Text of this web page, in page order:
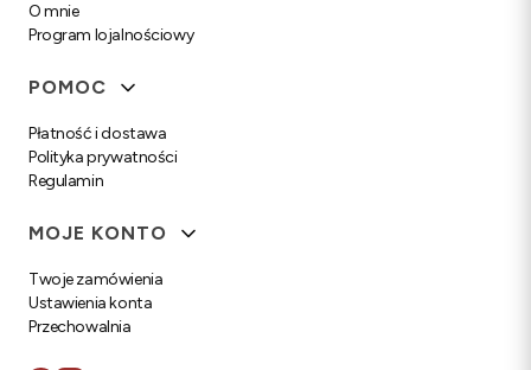
O mnie
Program lojalnościowy
POMOC
Płatność i dostawa
Polityka prywatności
Regulamin
MOJE KONTO
Twoje zamówienia
Ustawienia konta
Przechowalnia